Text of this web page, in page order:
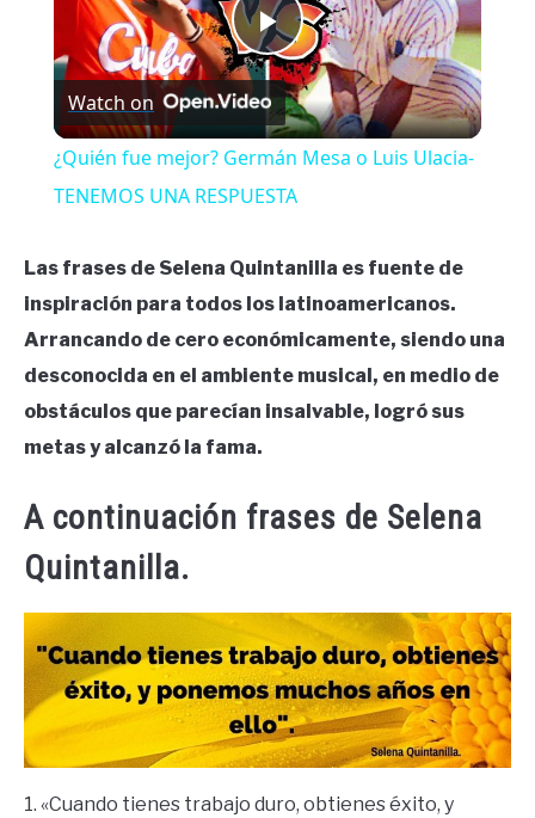
Play
Video
Watch on
¿Quién fue mejor? Germán Mesa o Luis Ulacia-
TENEMOS UNA RESPUESTA
Las frases de Selena Quintanilla es fuente de
inspiración para todos los latinoamericanos.
Arrancando de cero económicamente, siendo una
desconocida en el ambiente musical, en medio de
obstáculos que parecían insalvable, logró sus
metas y alcanzó la fama.
A continuación frases de Selena
Quintanilla.
1. «Cuando tienes trabajo duro, obtienes éxito, y